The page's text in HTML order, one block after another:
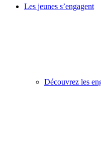
Les jeunes s’engagent
Découvrez les